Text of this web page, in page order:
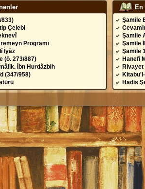
833)
Çelebi
Programı
İyâz
(ö. 273/887)
İbn Hurdâzbih
(347/958)
En
Şamile
Şamile
Şamile
Şamile
Hanefi
Rivayet
Hadis